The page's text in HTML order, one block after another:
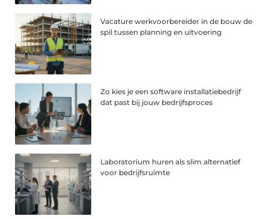
Vacature werkvoorbereider in de bouw de
spil tussen planning en uitvoering
Zo kies je een software installatiebedrijf
dat past bij jouw bedrijfsproces
Laboratorium huren als slim alternatief
voor bedrijfsruimte